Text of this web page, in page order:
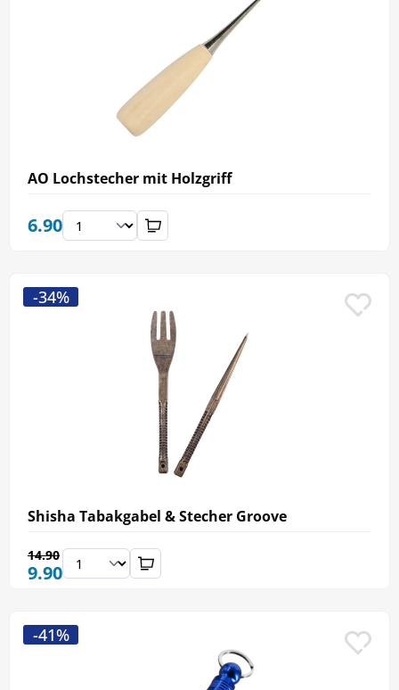
AO Lochstecher mit Holzgriff
6.90
Shisha Tabakgabel & Stecher Groove
9.90
14.90
-34%
-41%